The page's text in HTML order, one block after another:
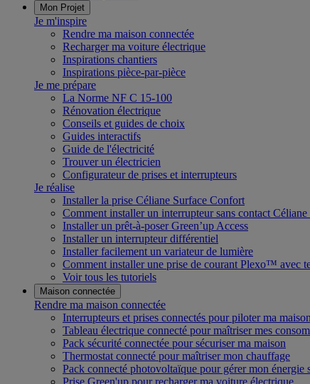
Mon Projet
Je m'inspire
Rendre ma maison connectée
Recharger ma voiture électrique
Inspirations chantiers
Inspirations pièce-par-pièce
Je me prépare
La Norme NF C 15-100
Rénovation électrique
Conseils et guides de choix
Guides interactifs
Guide de l'électricité
Trouver un électricien
Configurateur de prises et interrupteurs
Je réalise
Installer la prise Céliane Surface Confort
Comment installer un interrupteur sans contact Céliane
Installer un prêt-à-poser Green’up Access
Installer un interrupteur différentiel
Installer facilement un variateur de lumière
Comment installer une prise de courant Plexo™ avec
Voir tous les tutoriels
Maison connectée
Rendre ma maison connectée
Interrupteurs et prises connectés pour piloter ma maison
Tableau électrique connecté pour maîtriser mes
Pack sécurité connectée pour sécuriser ma maison
Thermostat connecté pour maîtriser mon chauffage
Pack connecté photovoltaïque pour gérer mon énergie
Prise Green'up pour recharger ma voiture électrique